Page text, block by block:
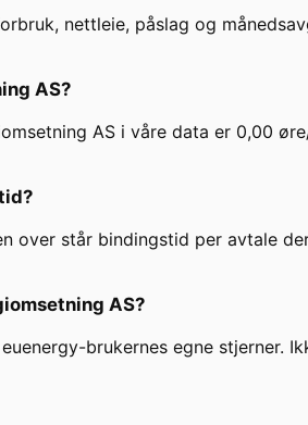
nettleie, påslag og
AS?
AS i våre data er 0,00
over står bindingstid per avtale
AS?
brukernes egne stjerner.